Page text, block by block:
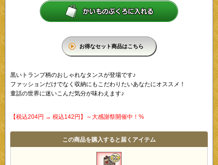
お得なセット商品はこちら
黒いトランプ柄のおしゃれなタンスが登場です♪
ファッションだけでなく収納にもこだわりたいあなたにオススメ！
童話の世界に迷いこんだ気分が味わえます♪
【税込204円 → 税込142円】～大感謝祭開催中！%
この商品を購入すると届くアイテム